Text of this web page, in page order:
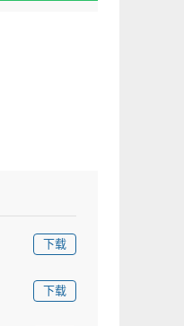
下载
下载